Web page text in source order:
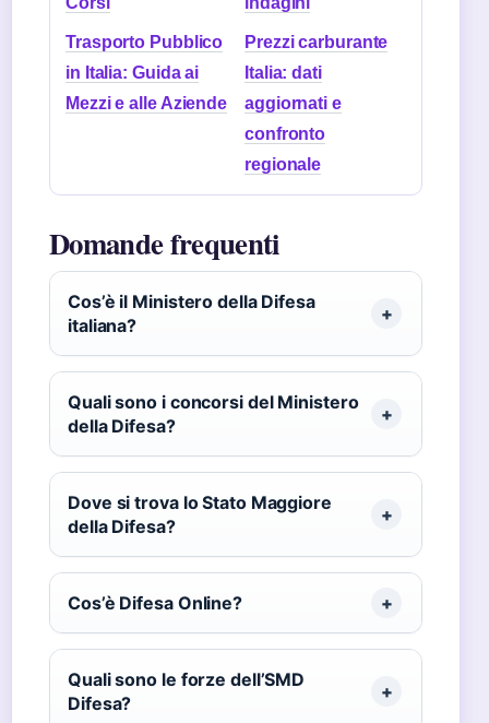
Trasporto Pubblico
in Italia: Guida ai
Mezzi e alle Aziende
Prezzi carburante
Italia: dati
aggiornati e
confronto
regionale
Domande frequenti
Cos’è il Ministero della Difesa
italiana?
Quali sono i concorsi del Ministero
della Difesa?
Dove si trova lo Stato Maggiore
della Difesa?
Cos’è Difesa Online?
Quali sono le forze dell’SMD
Difesa?